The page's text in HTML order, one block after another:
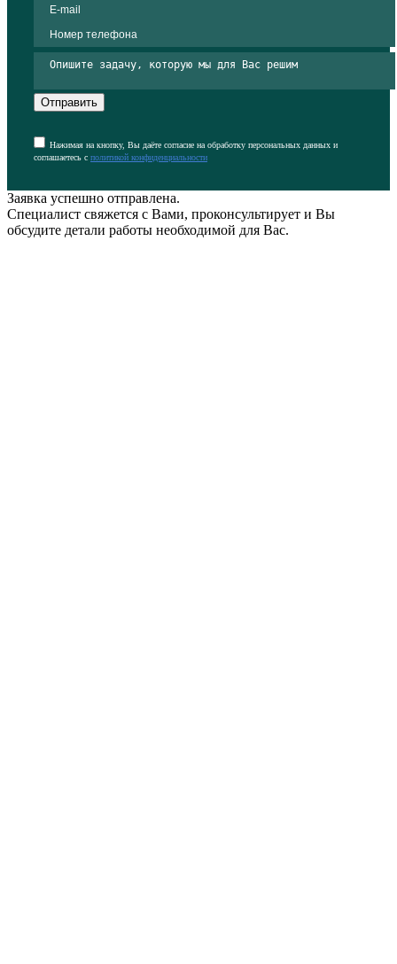
Отправить
Нажимая на кнопку, Вы даёте согласие на обработку персональных данных и
соглашаетесь с политикой конфиденциальности
Заявка успешно отправлена.
Специалист свяжется с Вами, проконсультирует и Вы
обсудите детали работы необходимой для Вас.